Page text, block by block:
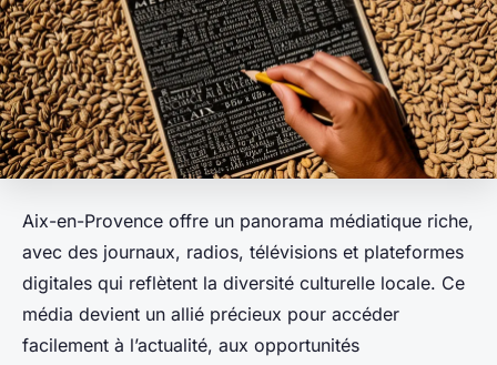
Aix-en-Provence offre un panorama médiatique riche,
avec des journaux, radios, télévisions et plateformes
digitales qui reflètent la diversité culturelle locale. Ce
média devient un allié précieux pour accéder
facilement à l’actualité, aux opportunités